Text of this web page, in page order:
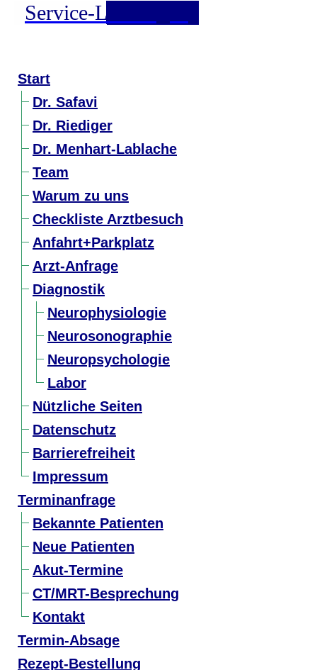
Service-Leistungen
Start
Dr. Safavi
Dr. Riediger
Dr. Menhart-Lablache
Team
Warum zu uns
Checkliste Arztbesuch
Anfahrt+Parkplatz
Arzt-Anfrage
Diagnostik
Neurophysiologie
Neurosonographie
Neuropsychologie
Labor
Nützliche Seiten
Datenschutz
Barrierefreiheit
Impressum
Terminanfrage
Bekannte Patienten
Neue Patienten
Akut-Termine
CT/MRT-Besprechung
Kontakt
Termin-Absage
Rezept-Bestellung